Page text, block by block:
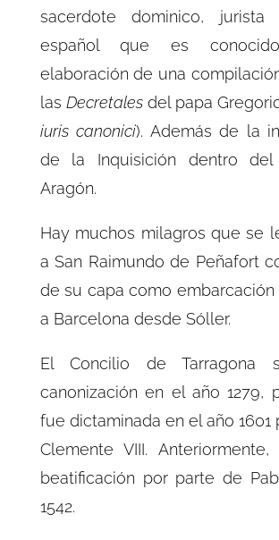
sacerdote dominico,
español que es
elaboración de una
las Decretalesdel papa
iuris canonici). Además de la
de la Inquisición dentro del
Aragón.
Hay muchos milagros que se
a San Raimundo de Peñafort
de su capa como
a Barcelona desde Sóller.
El Concilio de Tarragona
canonización en el año 1279,
fue dictaminada en el año 1601
Clemente VIII.
beatificación por parte de
1542.